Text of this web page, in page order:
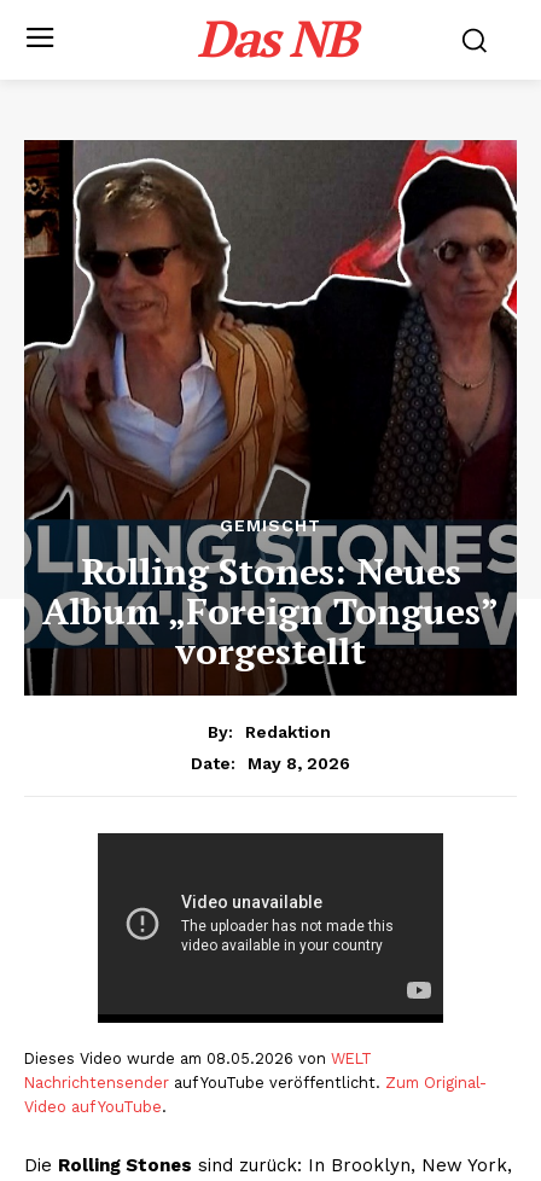
Das NB
GEMISCHT
Rolling Stones: Neues
Album „Foreign Tongues”
vorgestellt
By:
Redaktion
Date:
May 8, 2026
Dieses Video wurde am 08.05.2026 von WELT
Nachrichtensender auf YouTube veröffentlicht. Zum Original-
Video auf YouTube.
Die Rolling Stones sind zurück: In Brooklyn, New York,